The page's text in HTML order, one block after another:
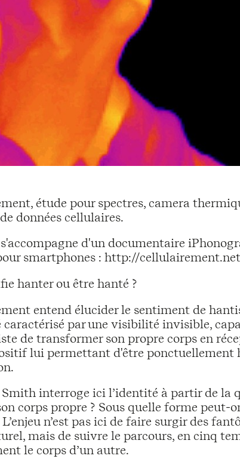
étude pour spectres, camera
données cellulaires.
d'un documentaire
smartphones : http://cellulairement.net
hanter ou être hanté ?
entend élucider le sentiment de
caractérisé par une visibilité invisible,
de transformer son propre corps en
lui permettant d'être ponctuellement
interroge ici l’identité à partir de la
corps propre ? Sous quelle forme peut-
L’enjeu n’est pas ici de faire surgir des
mais de suivre le parcours, en cinq
le corps d’un autre.